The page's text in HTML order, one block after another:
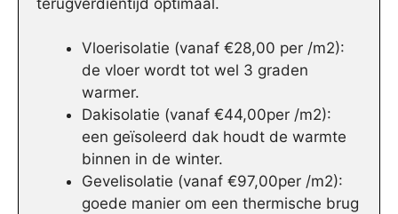
Vloerisolatie (vanaf €28,00 per /m2):
de vloer wordt tot wel 3 graden
warmer.
Dakisolatie (vanaf €44,00per /m2):
een geïsoleerd dak houdt de warmte
binnen in de winter.
Gevelisolatie (vanaf €97,00per /m2):
goede manier om een thermische brug